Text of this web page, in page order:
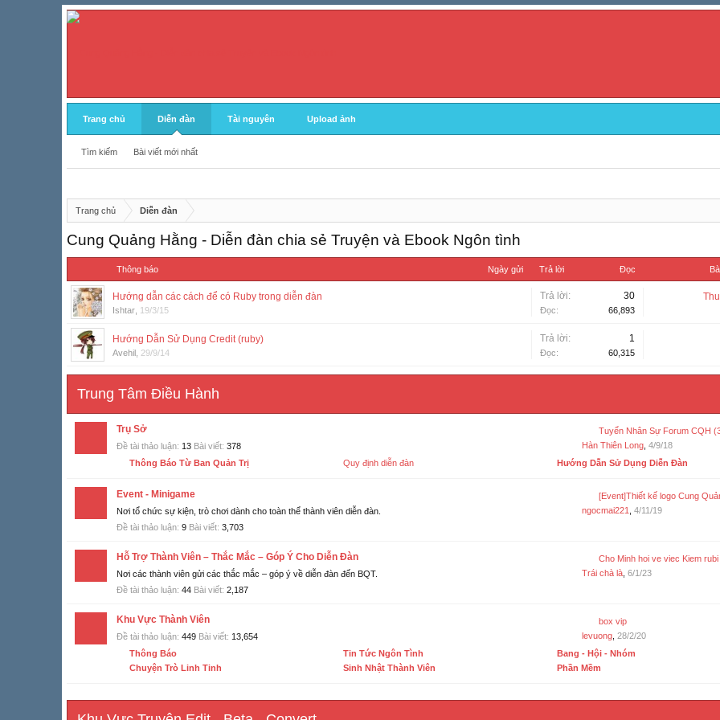
Trang chủ Diễn đàn
Tìm kiếm Bài viết mới nhất
Tài nguyên Upload ảnh
Trang chủ Diễn đàn
Cung Quảng Hằng - Diễn đàn chia sẻ Truyện và Ebook Ngôn tình
Thông báo Ngày gửi Trả lời Đọc
Hướng dẫn các cách để có Ruby trong diễn đàn
Ishtar 19/3/15
Trả lời: 30
Đọc: 66,893
Hướng Dẫn Sử Dụng Credit (ruby)
Avehil 29/9/14
Trả lời: 1
Đọc: 60,315
Trung Tâm Điều Hành
Trụ Sở
Đề tài thảo luận: 13 Bài viết: 378
Thông Báo Từ Ban Quản Trị
Quy định diễn đàn Hướng Dẫn Sử Dụng Diễn Đàn
Tuyển Nhân Sự Forum CQH
Hàn Thiên Long 4/9/18
Event - Minigame
Nơi tổ chức sự kiện, trò chơi dành cho toàn thể thành viên diễn đàn.
Đề tài thảo luận: 9 Bài viết: 3,703
[Event]Thiết kế logo Cung Quảng
ngocmai221
4/11/19
Hỗ Trợ Thành Viên – Thắc Mắc – Góp Ý Cho Diễn Đàn
Nơi các thành viên gửi các thắc mắc – góp ý về diễn đàn đến BQT.
Đề tài thảo luận: 44 Bài viết: 2,187
Cho Minh hoi ve viec Kiem rubi
Trái chà là 6/1/23
Khu Vực Thành Viên
Đề tài thảo luận: 449 Bài viết: 13,654
Thông Báo
Tin Tức Ngôn Tình
Bang - Hội - Nhóm
Chuyện Trò Linh Tinh
Sinh Nhật Thành Viên Phần Mềm
box vip
levuong 28/2/20